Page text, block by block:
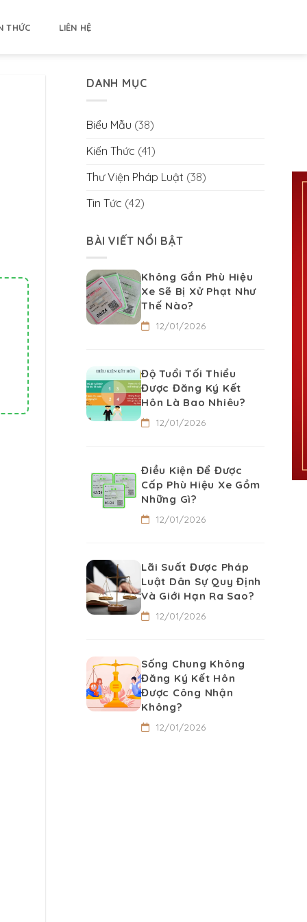
THỨC LIÊN HỆ
DANH MỤC
Biểu Mẫu (38)
Kiến Thức (41)
Thư Viện Pháp Luật (38)
Tin Tức (42)
BÀI VIẾT NỔI BẬT
Không Gắn Phù Hiệu
Xe Sẽ Bị Xử Phạt Như
Thế Nào?
12/01/2026
Độ Tuổi Tối Thiểu
Được Đăng Ký Kết
Hôn Là Bao Nhiêu?
12/01/2026
Điều Kiện Để Được
Cấp Phù Hiệu Xe Gồm
Những Gì?
12/01/2026
Lãi Suất Được Pháp
Luật Dân Sự Quy Định
Và Giới Hạn Ra Sao?
12/01/2026
Sống Chung Không
Đăng Ký Kết Hôn
Được Công Nhận
Không?
12/01/2026